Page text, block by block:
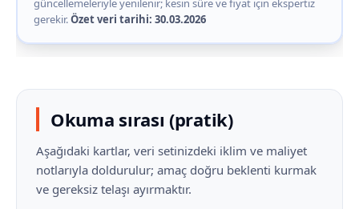
gerekir.Özet veri tarihi: 30.03.2026
Okuma sırası (pratik)
Aşağıdaki kartlar, veri setinizdeki iklim ve maliyet
notlarıyla doldurulur; amaç doğru beklenti kurmak
ve gereksiz telaşı ayırmaktır.